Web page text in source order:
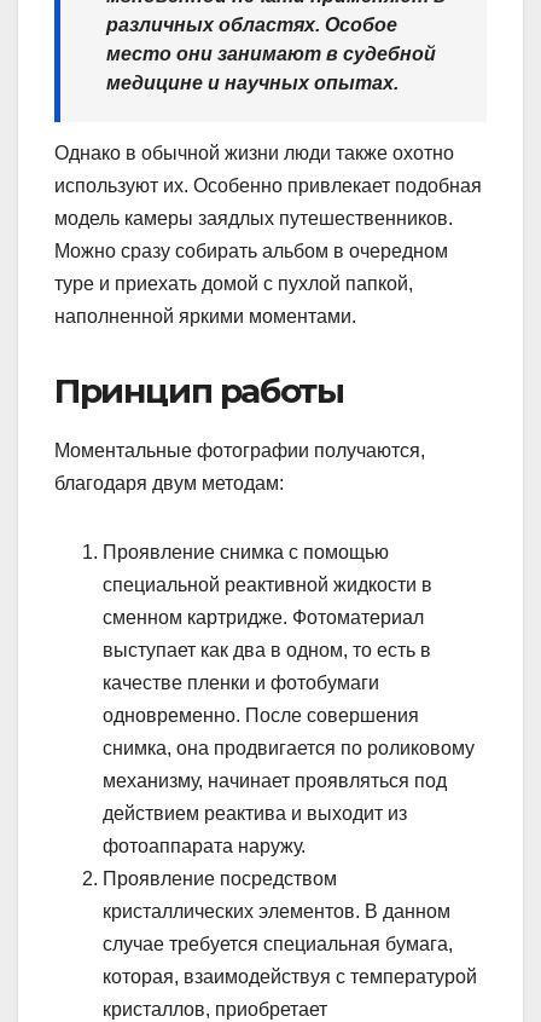
различных областях. Особое
место они занимают в судебной
медицине и научных опытах.
Однако в обычной жизни люди также охотно
используют их. Особенно привлекает подобная
модель камеры заядлых путешественников.
Можно сразу собирать альбом в очередном
туре и приехать домой с пухлой папкой,
наполненной яркими моментами.
Принцип работы
Моментальные фотографии получаются,
благодаря двум методам:
Проявление снимка с помощью
специальной реактивной жидкости в
сменном картридже. Фотоматериал
выступает как два в одном, то есть в
качестве пленки и фотобумаги
одновременно. После совершения
снимка, она продвигается по роликовому
механизму, начинает проявляться под
действием реактива и выходит из
фотоаппарата наружу.
Проявление посредством
кристаллических элементов. В данном
случае требуется специальная бумага,
которая, взаимодействуя с температурой
кристаллов, приобретает